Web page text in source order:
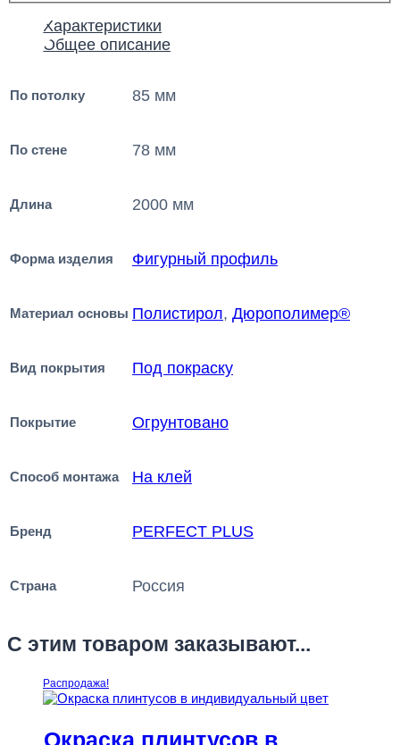
Характеристики
Общее описание
По потолку 85 мм
По стене 78 мм
Длина 2000 мм
Форма изделия Фигурный профиль
Материал основы Полистирол, Дюрополимер®
Вид покрытия Под покраску
Покрытие Огрунтовано
Способ монтажа На клей
Бренд PERFECT PLUS
Страна Россия
С этим товаром заказывают...
Распродажа!
Окраска плинтусов в